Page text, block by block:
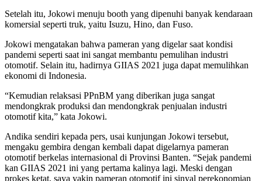
Setelah itu, Jokowi menuju booth yang dipenuhi banyak kendaraan
komersial seperti truk, yaitu Isuzu, Hino, dan Fuso.
Jokowi mengatakan bahwa pameran yang digelar saat kondisi
pandemi seperti saat ini sangat membantu pemulihan industri
otomotif. Selain itu, hadirnya GIIAS 2021 juga dapat memulihkan
ekonomi di Indonesia.
“Kemudian relaksasi PPnBM yang diberikan juga sangat
mendongkrak produksi dan mendongkrak penjualan industri
otomotif kita,” kata Jokowi.
Andika sendiri kepada pers, usai kunjungan Jokowi tersebut,
mengaku gembira dengan kembali dapat digelarnya pameran
otomotif berkelas internasional di Provinsi Banten. “Sejak pandemi
kan GIIAS 2021 ini yang pertama kalinya lagi. Meski dengan
prokes ketat, saya yakin pameran otomotif ini sinyal perekonomian